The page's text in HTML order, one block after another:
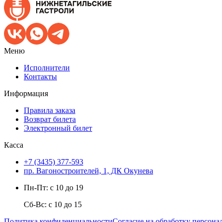
Меню
Исполнители
Контакты
Информация
Правила заказа
Возврат билета
Электронный билет
Касса
+7 (3435) 377-593
пр. Вагоностроителей, 1, ДК Окунева
Пн-Пт: с 10 до 19
Сб-Вс: с 10 до 15